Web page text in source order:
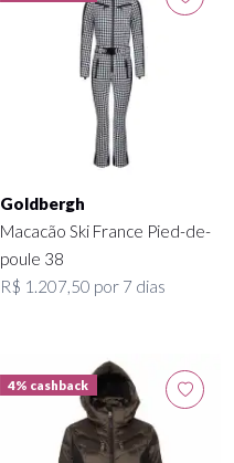
Goldbergh
Macacão Ski France Pied-de-
poule 38
R$ 1.207,50 por 7 dias
4% cashback